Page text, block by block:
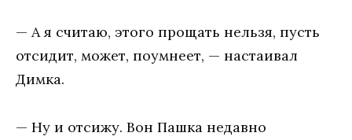
— А я считаю, этого прощать нельзя, пусть
отсидит, может, поумнеет, — настаивал
Димка.
— Ну и отсижу. Вон Пашка недавно